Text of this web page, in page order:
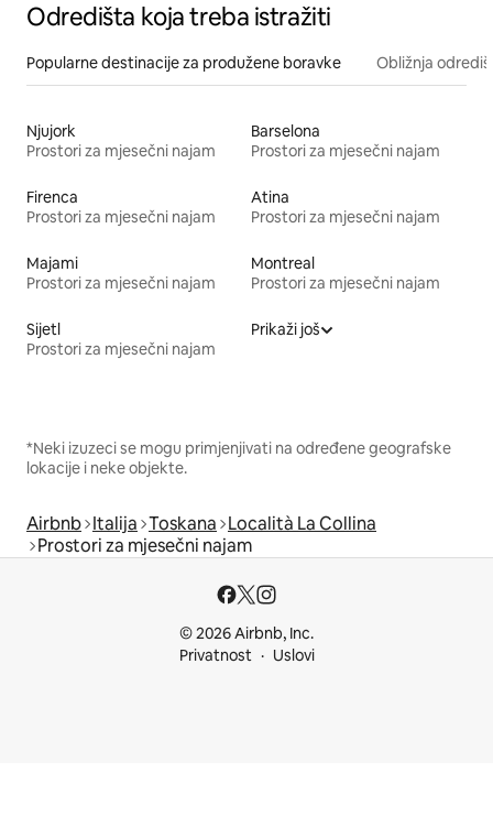
Odredišta koja treba istražiti
Popularne destinacije za produžene boravke Obližnja
Njujork
Prostori za mjesečni najam
Barselona
Prostori za mjesečni najam
Firenca
Prostori za mjesečni najam
Atina
Prostori za mjesečni najam
Majami
Prostori za mjesečni najam
Montreal
Prostori za mjesečni najam
Sijetl
Prostori za mjesečni najam
Prikaži još
*Neki izuzeci se mogu primjenjivati na određene geografske
lokacije i neke objekte.
Airbnb Italija Toskana Località La Collina
Prostori za mjesečni najam
© 2026 Airbnb, Inc.
Privatnost
Uslovi